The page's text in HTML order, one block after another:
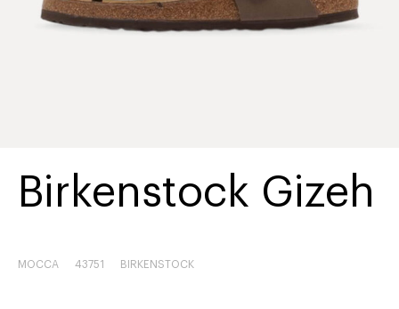
Birkenstock Gizeh
MOCCA 43751 BIRKENSTOCK